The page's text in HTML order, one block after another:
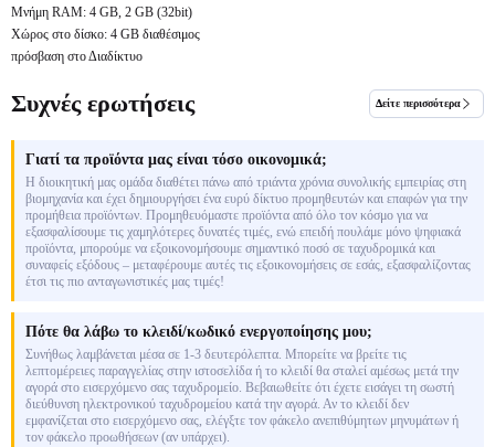
Μνήμη RAM: 4 GB, 2 GB (32bit)
Χώρος στο δίσκο: 4 GB διαθέσιμος
πρόσβαση στο Διαδίκτυο
Συχνές ερωτήσεις Δείτε περισσότερα
Γιατί τα προϊόντα μας είναι τόσο οικονομικά;
Η διοικητική μας ομάδα διαθέτει πάνω από τριάντα χρόνια συνολικής εμπειρίας στη
βιομηχανία και έχει δημιουργήσει ένα ευρύ δίκτυο προμηθευτών και επαφών για την
προμήθεια προϊόντων. Προμηθευόμαστε προϊόντα από όλο τον κόσμο για να
εξασφαλίσουμε τις χαμηλότερες δυνατές τιμές, ενώ επειδή πουλάμε μόνο ψηφιακά
προϊόντα, μπορούμε να εξοικονομήσουμε σημαντικό ποσό σε ταχυδρομικά και
συναφείς εξόδους – μεταφέρουμε αυτές τις εξοικονομήσεις σε εσάς, εξασφαλίζοντας
έτσι τις πιο ανταγωνιστικές μας τιμές!
Πότε θα λάβω το κλειδί/κωδικό ενεργοποίησης μου;
Συνήθως λαμβάνεται μέσα σε 1-3 δευτερόλεπτα. Μπορείτε να βρείτε τις
λεπτομέρειες παραγγελίας στην ιστοσελίδα ή το κλειδί θα σταλεί αμέσως μετά την
αγορά στο εισερχόμενο σας ταχυδρομείο. Βεβαιωθείτε ότι έχετε εισάγει τη σωστή
διεύθυνση ηλεκτρονικού ταχυδρομείου κατά την αγορά. Αν το κλειδί δεν
εμφανίζεται στο εισερχόμενο σας, ελέγξτε τον φάκελο ανεπιθύμητων μηνυμάτων ή
τον φάκελο προωθήσεων (αν υπάρχει).